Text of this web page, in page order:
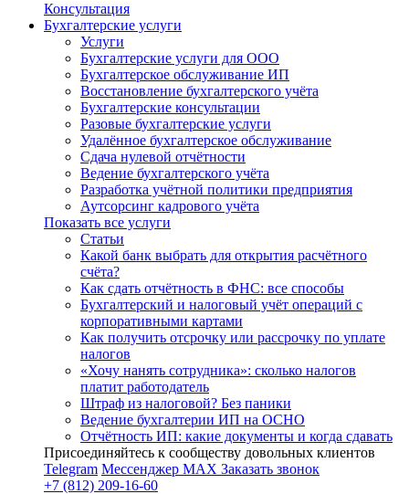
Консультация
Бухгалтерские услуги
Услуги
Бухгалтерские услуги для ООО
Бухгалтерское обслуживание ИП
Восстановление бухгалтерского учёта
Бухгалтерские консультации
Разовые бухгалтерские услуги
Удалённое бухгалтерское обслуживание
Сдача нулевой отчётности
Ведение бухгалтерского учёта
Разработка учётной политики предприятия
Аутсорсинг кадрового учёта
Показать все услуги
Статьи
Какой банк выбрать для открытия расчётного
счёта?
Как сдать отчётность в ФНС: все способы
Бухгалтерский и налоговый учёт операций с
корпоративными картами
Как получить отсрочку или рассрочку по уплате
налогов
«Хочу нанять сотрудника»: сколько налогов
платит работодатель
Штраф из налоговой? Без паники
Ведение бухгалтерии ИП на ОСНО
Отчётность ИП: какие документы и когда сдавать
Присоединяйтесь к сообществу довольных клиентов
Telegram Мессенджер MAX Заказать звонок
+7 (812) 209-16-60